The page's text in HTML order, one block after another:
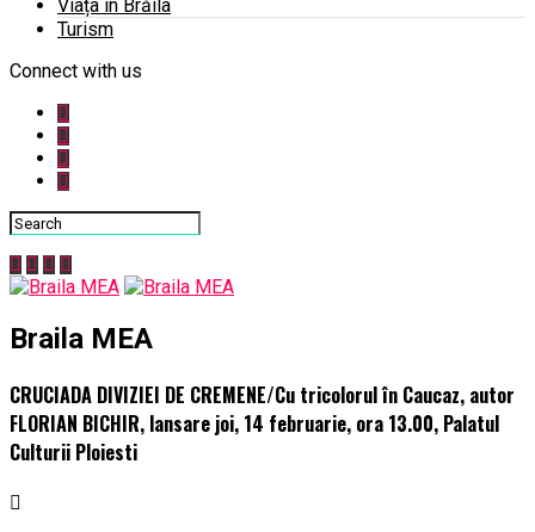
Viața în Brăila
Turism
Connect with us
Braila MEA
CRUCIADA DIVIZIEI DE CREMENE/Cu tricolorul în Caucaz, autor
FLORIAN BICHIR, lansare joi, 14 februarie, ora 13.00, Palatul
Culturii Ploiesti